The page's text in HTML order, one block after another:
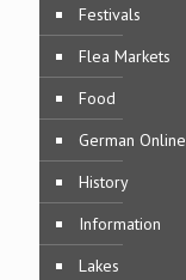
Festivals
Flea Markets
Food
German Online
History
Information
Lakes